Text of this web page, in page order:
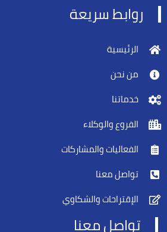
روابط سريعة
الرئيسية
من نحن
خدماتنا
الفروع والوكلاء
الفعاليات والمشاركات
تواصل معنا
الإقتراحات والشكاوي
تواصل معنا